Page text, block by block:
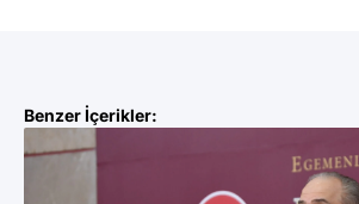
Benzer İçerikler: